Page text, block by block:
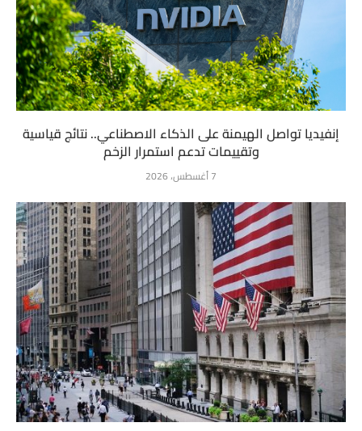
إنفيديا تواصل الهيمنة على الذكاء الاصطناعي.. نتائج قياسية
وتقييمات تدعم استمرار الزخم
7 أغسطس، 2026